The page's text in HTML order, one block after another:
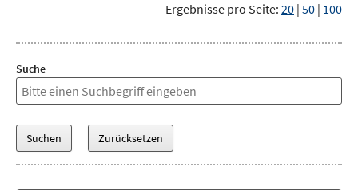
Ergebnisse pro Seite: 20 | 50 | 100
Suche